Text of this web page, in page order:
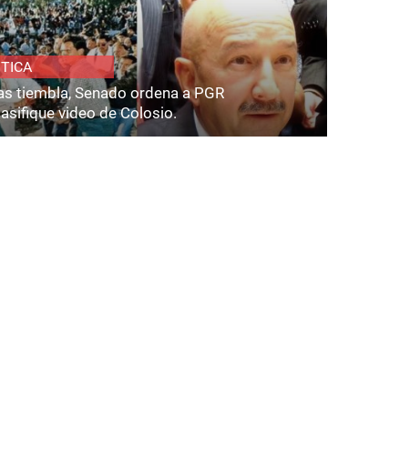
tiembla, Senado ordena a PGR
video de Colosio.